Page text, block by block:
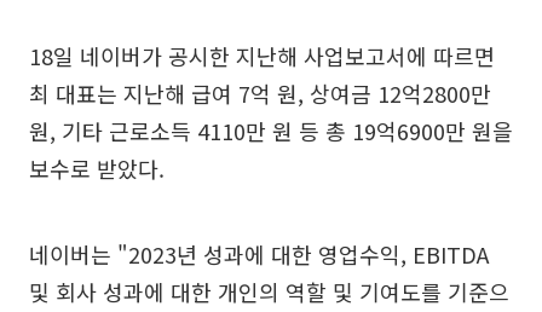
18일 네이버가 공시한 지난해 사업보고서에 따르면
최 대표는 지난해 급여 7억 원, 상여금 12억2800만
원, 기타 근로소득 4110만 원 등 총 19억6900만 원을
보수로 받았다.
네이버는 "2023년 성과에 대한 영업수익, EBITDA
및 회사 성과에 대한 개인의 역할 및 기여도를 기준으